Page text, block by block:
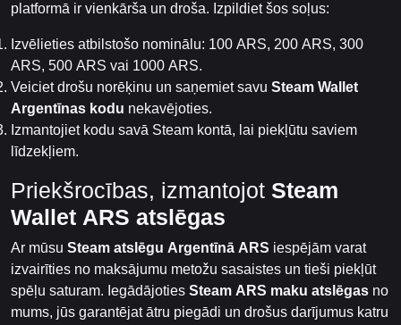
platformā ir vienkārša un droša. Izpildiet šos soļus:
Izvēlieties atbilstošo nominālu: 100 ARS, 200 ARS, 300
ARS, 500 ARS vai 1000 ARS.
Veiciet drošu norēķinu un saņemiet savu Steam Wallet
Argentīnas kodu nekavējoties.
Izmantojiet kodu savā Steam kontā, lai piekļūtu saviem
līdzekļiem.
Priekšrocības, izmantojot Steam
Wallet ARS atslēgas
Ar mūsu Steam atslēgu Argentīnā ARS iespējām varat
izvairīties no maksājumu metožu sasaistes un tieši piekļūt
spēļu saturam. Iegādājoties Steam ARS maku atslēgas no
mums, jūs garantējat ātru piegādi un drošus darījumus katru